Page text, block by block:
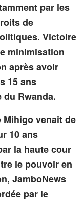
par les
de
Victoire
minimisation
après avoir
15 ans
Rwanda.
venait de
10 ans
la haute cour
le pouvoir en
JamboNews
par le